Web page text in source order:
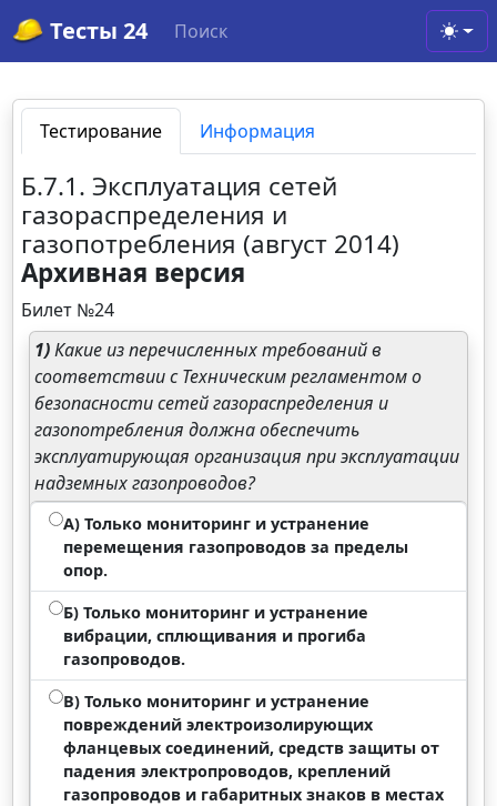
Тесты 24 Поиск
Тестирование Информация
Б.7.1. Эксплуатация сетей
газораспределения и
газопотребления (август 2014)
Архивная версия
Билет №24
1)Какие из перечисленных требований в
соответствии с Техническим регламентом о
безопасности сетей газораспределения и
газопотребления должна обеспечить
эксплуатирующая организация при эксплуатации
надземных газопроводов?
А) Только мониторинг и устранение
перемещения газопроводов за пределы
опор.
Б) Только мониторинг и устранение
вибрации, сплющивания и прогиба
газопроводов.
В) Только мониторинг и устранение
повреждений электроизолирующих
фланцевых соединений, средств защиты от
падения электропроводов, креплений
газопроводов и габаритных знаков в местах